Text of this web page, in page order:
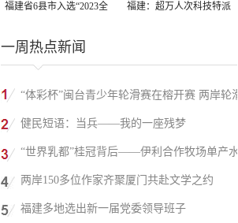
福建省6县市入选“2023全 福建：超万人次科技特派
一周热点新闻
“体彩杯”闽台青少年轮滑赛在榕开赛 两岸轮滑
小将同场竞技
健民短语：当兵——我的一座残梦
“世界乳都”桂冠背后——伊利合作牧场单产水
平高于美国
两岸150多位作家齐聚厦门共赴文学之约
福建多地选出新一届党委领导班子